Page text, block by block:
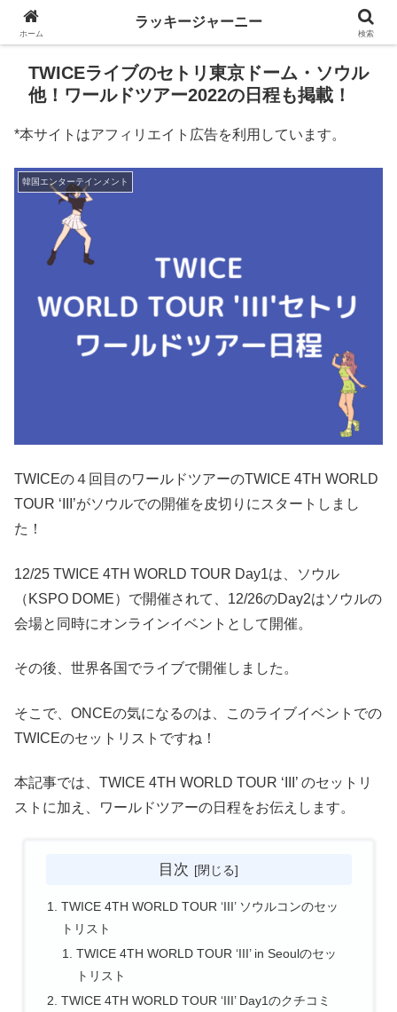
TWICEライブのセトリ東京ドーム・ソウル
他！ワールドツアー2022の日程も掲載！
*本サイトはアフィリエイト広告を利用しています。
韓国エンターテインメント
TWICEの４回目のワールドツアーのTWICE 4TH WORLD
TOUR ‘III’がソウルでの開催を皮切りにスタートしまし
た！
12/25 TWICE 4TH WORLD TOUR Day1は、ソウル
（KSPO DOME）で開催されて、12/26のDay2はソウルの
会場と同時にオンラインイベントとして開催。
その後、世界各国でライブで開催しました。
そこで、ONCEの気になるのは、このライブイベントでの
TWICEのセットリストですね！
本記事では、TWICE 4TH WORLD TOUR ‘III’ のセットリ
ストに加え、ワールドツアーの日程をお伝えします。
目次
TWICE 4TH WORLD TOUR ‘III’ ソウルコンのセッ
トリスト
TWICE 4TH WORLD TOUR ‘III’ in Seoulのセッ
トリスト
TWICE 4TH WORLD TOUR ‘III’ Day1のクチコミ
ホーム
ラッキージャーニー
検索